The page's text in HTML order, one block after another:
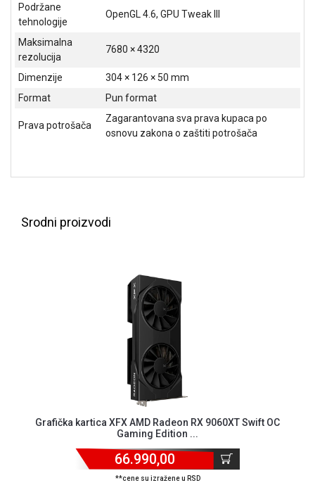
OUTLET
KRIPTO
Podržane
tehnologije
OpenGL 4.6, GPU Tweak III
Maksimalna
rezolucija
7680 × 4320
Dimenzije
304 × 126 × 50 mm
Format
Pun format
Prava potrošača
Zagarantovana sva prava kupaca po
osnovu zakona o zaštiti potrošača
Srodni proizvodi
Grafička kartica XFX AMD Radeon RX 9060XT Swift OC
Gaming Edition ...
66.990,00
**cene su izražene u RSD